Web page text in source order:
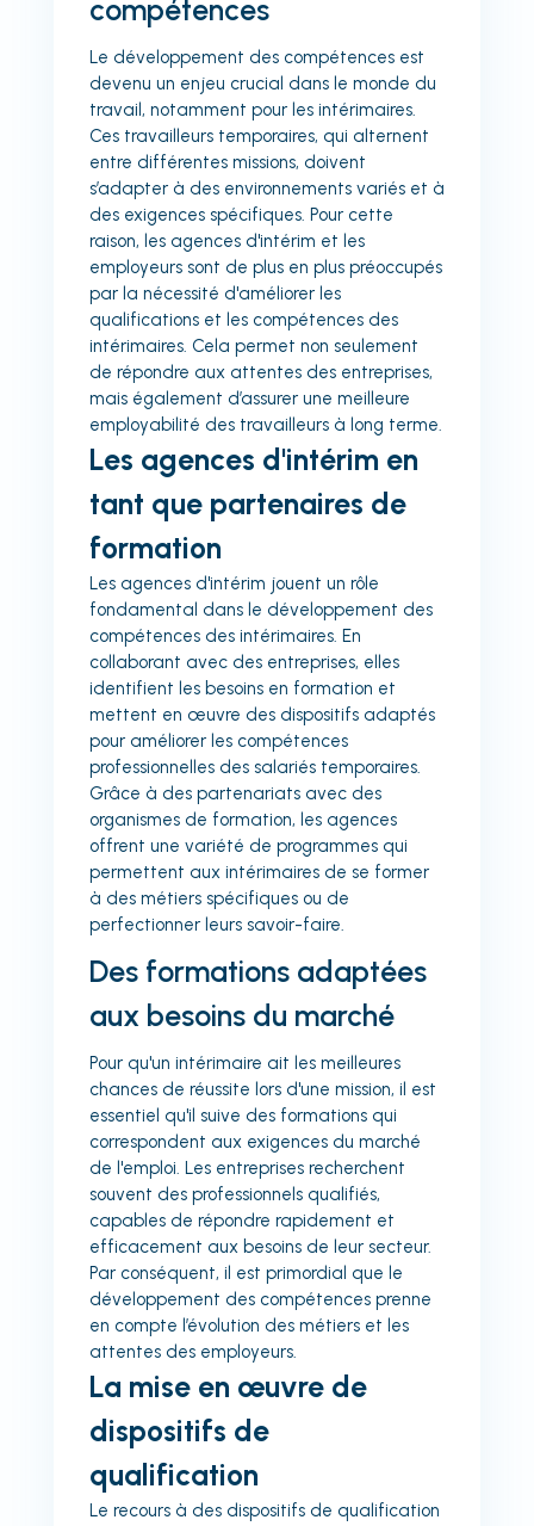
compétences
Le développement des compétences est
devenu un enjeu crucial dans le monde du
travail, notamment pour les intérimaires.
Ces travailleurs temporaires, qui alternent
entre différentes missions, doivent
s’adapter à des environnements variés et à
des exigences spécifiques. Pour cette
raison, les agences d'intérim et les
employeurs sont de plus en plus préoccupés
par la nécessité d'améliorer les
qualifications et les compétences des
intérimaires. Cela permet non seulement
de répondre aux attentes des entreprises,
mais également d’assurer une meilleure
employabilité des travailleurs à long terme.
Les agences d'intérim en
tant que partenaires de
formation
Les agences d'intérim jouent un rôle
fondamental dans le développement des
compétences des intérimaires. En
collaborant avec des entreprises, elles
identifient les besoins en formation et
mettent en œuvre des dispositifs adaptés
pour améliorer les compétences
professionnelles des salariés temporaires.
Grâce à des partenariats avec des
organismes de formation, les agences
offrent une variété de programmes qui
permettent aux intérimaires de se former
à des métiers spécifiques ou de
perfectionner leurs savoir-faire.
Des formations adaptées
aux besoins du marché
Pour qu'un intérimaire ait les meilleures
chances de réussite lors d'une mission, il est
essentiel qu'il suive des formations qui
correspondent aux exigences du marché
de l'emploi. Les entreprises recherchent
souvent des professionnels qualifiés,
capables de répondre rapidement et
efficacement aux besoins de leur secteur.
Par conséquent, il est primordial que le
développement des compétences prenne
en compte l’évolution des métiers et les
attentes des employeurs.
La mise en œuvre de
dispositifs de
qualification
Le recours à des dispositifs de qualification